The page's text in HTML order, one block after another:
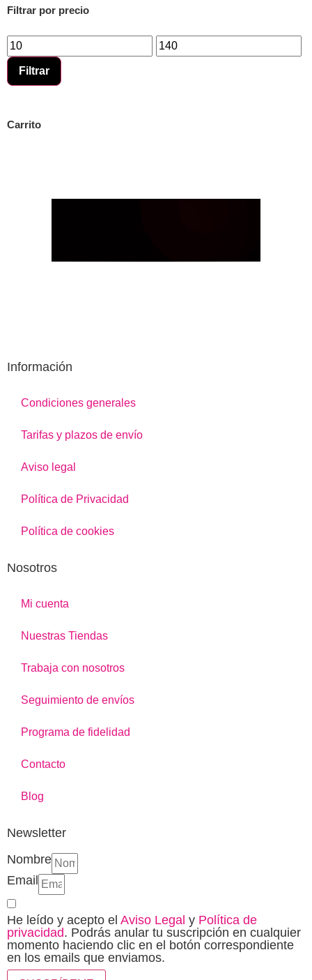
Filtrar por precio
Filtrar
Carrito
Información
Condiciones generales
Tarifas y plazos de envío
Aviso legal
Política de Privacidad
Política de cookies
Nosotros
Mi cuenta
Nuestras Tiendas
Trabaja con nosotros
Seguimiento de envíos
Programa de fidelidad
Contacto
Blog
Newsletter
Nombre
Email
He leído y acepto el Aviso Legal y Política de
privacidad. Podrás anular tu suscripción en cualquier
momento haciendo clic en el botón correspondiente
en los emails que enviamos.